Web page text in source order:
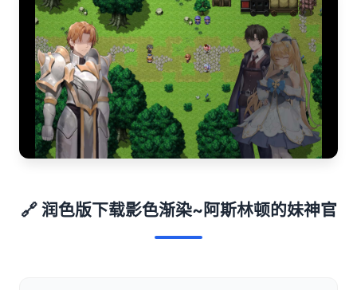
🔗 润色版下载影色渐染~阿斯林顿的妹神官